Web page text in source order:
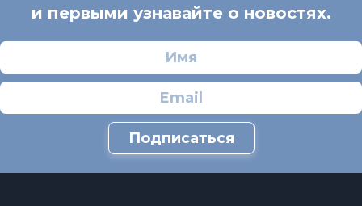
и первыми узнавайте о новостях.
Подписаться